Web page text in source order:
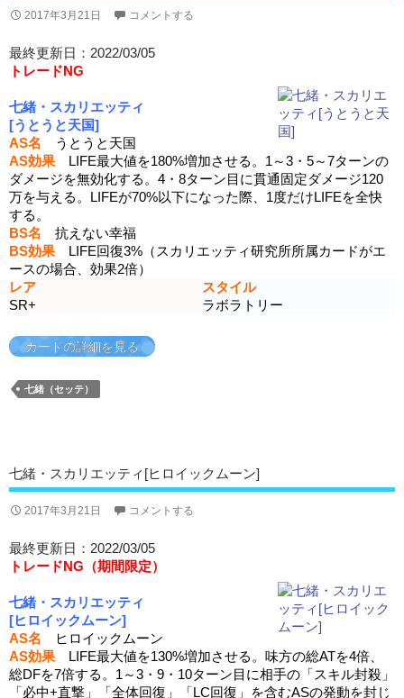
2017年3月21日 コメントする
最終更新日：2022/03/05
トレードNG
七緒・スカリエッティ
[うとうと天国]
AS名 うとうと天国
AS効果 LIFE最大値を180%増加させる。1～3・5～7ターンの
ダメージを無効化する。4・8ターン目に貫通固定ダメージ120
万を与える。LIFEが70%以下になった際、1度だけLIFEを全快
する。
BS名 抗えない幸福
BS効果 LIFE回復3%（スカリエッティ研究所所属カードがエ
ースの場合、効果2倍）
レア
スタイル
SR+
ラボラトリー
カードの詳細を見る
七緒（セッテ）
七緒・スカリエッティ[ヒロイックムーン]
2017年3月21日 コメントする
最終更新日：2022/03/05
トレードNG（期間限定）
七緒・スカリエッティ
[ヒロイックムーン]
AS名 ヒロイックムーン
AS効果 LIFE最大値を130%増加させる。味方の総ATを4倍、
総DFを7倍する。1～3・9・10ターン目に相手の「スキル封殺」
「必中+直撃」「全体回復」「LC回復」を含むASの発動を封じ